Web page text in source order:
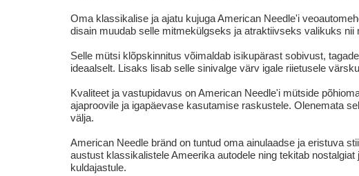
Oma klassikalise ja ajatu kujuga American Needle'i
disain muudab selle mitmekülgseks ja atraktiivseks valikuks nii
Selle mütsi klõpskinnitus võimaldab isikupärast sobivust,
ideaalselt. Lisaks lisab selle sinivalge värv igale riietusele
Kvaliteet ja vastupidavus on American Needle'i mütside
ajaproovile ja igapäevase kasutamise raskustele. Olenemata
välja.
American Needle bränd on tuntud oma ainulaadse ja eristuva
austust klassikalistele Ameerika autodele ning tekitab
kuldajastule.